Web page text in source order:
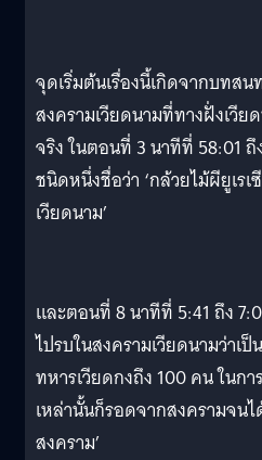
จุดเริ่มต้นเรื่องนี้เกิดจากบทส
สงครามเวียดนามที่ทางฝั่งเวีย
จริง ในตอนที่ 3 นาทีที่ 58:01
ชนิดหนึ่งชื่อว่า ‘กล้วยไม้ผียูเร
เวียดนาม’
และตอนที่ 8 นาทีที่ 5:41 ถึง
ไปรบในสงครามเวียดนามว่า
ทหารเวียดกงถึง 100 คน ในก
เหล่านั้นก็รอดจากสงครามจนไ
สงคราม’